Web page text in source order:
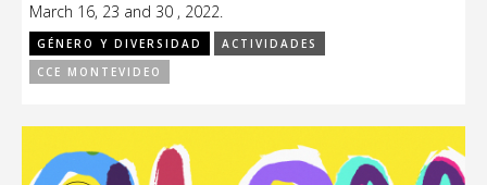
March 16, 23 and 30 , 2022.
GÉNERO Y DIVERSIDAD
ACTIVIDADES
CCE MONTEVIDEO